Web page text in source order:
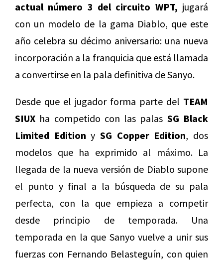
actual número 3 del circuito WPT, jugará
con un modelo de la gama Diablo, que este
año celebra su décimo aniversario: una nueva
incorporación a la franquicia que está llamada
a convertirse en la pala definitiva de Sanyo.
Desde que el jugador forma parte del TEAM
SIUX ha competido con las palas SG Black
Limited Edition ySG Copper Edition, dos
modelos que ha exprimido al máximo. La
llegada de la nueva versión de Diablo supone
el punto y final a la búsqueda de su pala
perfecta, con la que empieza a competir
desde principio de temporada. Una
temporada en la que Sanyo vuelve a unir sus
fuerzas con Fernando Belasteguín, con quien